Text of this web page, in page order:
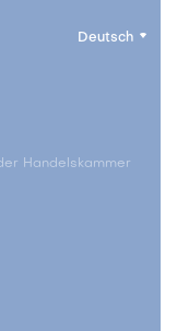
Deutsch
Handelskammer